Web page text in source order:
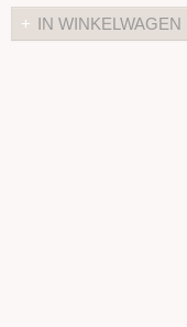
IN WINKELWAGEN